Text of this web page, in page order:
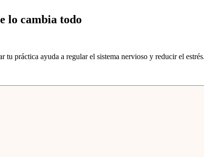
lo cambia todo
tu práctica ayuda a regular el sistema nervioso y reducir el estrés.